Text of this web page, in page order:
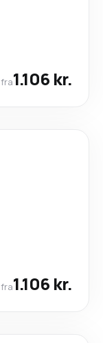
fra1.106 kr.
fra1.106 kr.